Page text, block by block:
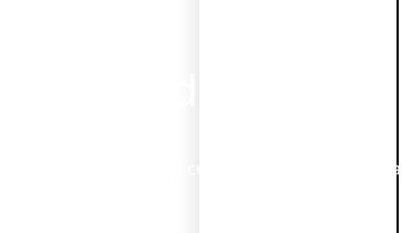
Gasta en el extranjero con una impresionante